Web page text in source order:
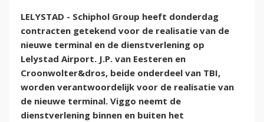
LELYSTAD - Schiphol Group heeft donderdag
contracten getekend voor de realisatie van de
nieuwe terminal en de dienstverlening op
Lelystad Airport. J.P. van Eesteren en
Croonwolter&dros, beide onderdeel van TBI,
worden verantwoordelijk voor de realisatie van
de nieuwe terminal. Viggo neemt de
dienstverlening binnen en buiten het